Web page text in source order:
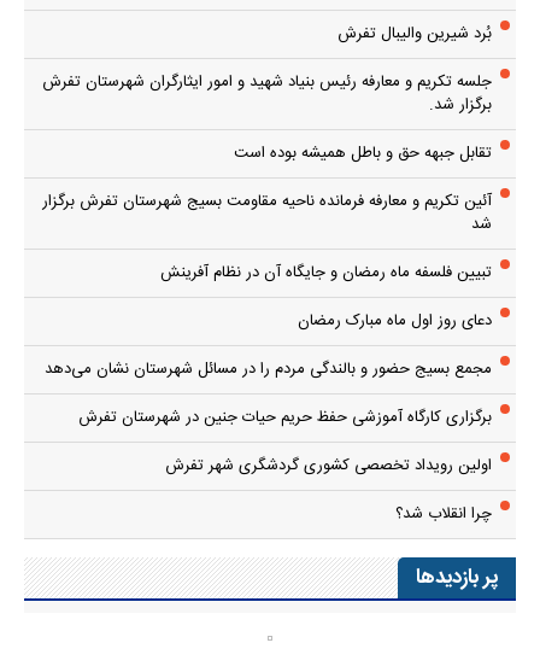
بُرد شیرین والیبال تفرش
جلسه تکریم و معارفه رئیس بنیاد شهید و امور ایثارگران شهرستان تفرش
برگزار شد.
تقابل جبهه حق و باطل همیشه بوده است
آئین تکریم و معارفه فرمانده ناحیه مقاومت بسیج شهرستان تفرش برگزار
شد
تبیین فلسفه ماه رمضان و جایگاه آن در نظام آفرینش
دعای روز اول ماه مبارک رمضان
مجمع بسیج حضور و بالندگی مردم را در مسائل شهرستان نشان می‌دهد
برگزاری کارگاه آموزشی حفظ حریم حیات جنین در شهرستان تفرش
اولین رویداد تخصصی کشوری گردشگری شهر تفرش
چرا انقلاب شد؟
پر بازدیدها